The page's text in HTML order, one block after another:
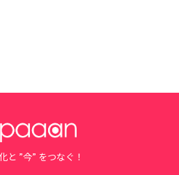
と ”今” をつなぐ！